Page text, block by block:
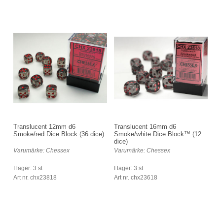
Translucent 12mm d6
Smoke/red Dice Block (36 dice)
Varumärke: Chessex
I lager: 3 st
Art nr. chx23818
Translucent 16mm d6
Smoke/white Dice Block™ (12
dice)
Varumärke: Chessex
I lager: 3 st
Art nr. chx23618